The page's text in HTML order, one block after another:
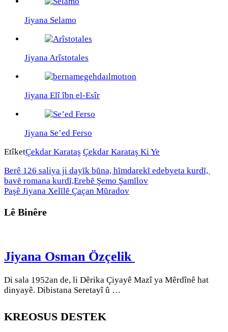
Jiyana Selamo
Jiyana Arîstotales
Jiyana Elî îbn el-Esîr
Jiyana Se’ed Ferso
EtîketÇekdar Karataş Çekdar Karataş Ki Ye
Berê 126 saliya ji dayȋk bȗna, hȋmdarekȋ edebyeta kurdȋ,
bavȇ romana kurdȋ,Erebȇ Şemo Şamȋlov
Paşê Jiyana Xelȋlȇ Çaçan Mȗradov
Lê Binêre
Jiyana Osman Özçelik
Di sala 1952an de, li Dêrika Çiyayê Mazî ya Mêrdînê hat
dinyayê. Dibistana Seretayî û …
KREOSUS DESTEK